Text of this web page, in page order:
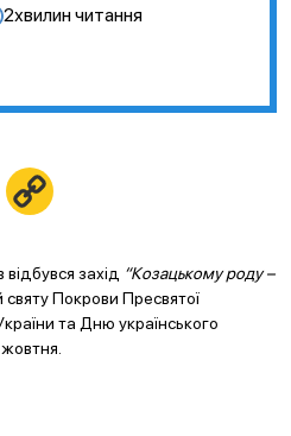
2хвилин читання
LinkedIn
захід “Козацькому роду –
святу Покрови Пресвятої
та Дню українського